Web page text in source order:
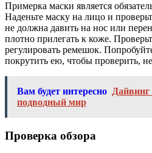
Примерка маски является
Наденьте маску на лицо и
не должна давить на нос или
плотно прилегать к коже.
регулировать ремешок.
покрутить ею, чтобы проверить,
Вам будет интересно Дайвинг
подводный мир
Проверка обзора